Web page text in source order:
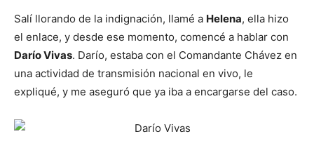
Salí llorando de la indignación, llamé a Helena, ella hizo
el enlace, y desde ese momento, comencé a hablar con
Darío Vivas. Darío, estaba con el Comandante Chávez en
una actividad de transmisión nacional en vivo, le
expliqué, y me aseguró que ya iba a encargarse del caso.